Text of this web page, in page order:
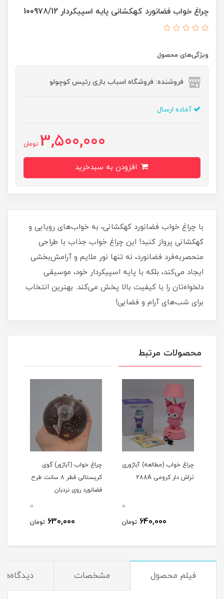
چراغ خواب فضانورد کهکشانی پایه اسپیکردار 100978/12
ویژگی‌های محصول
فروشنده: فروشگاه اسباب بازی رئیس کوچولو
آماده ارسال
3,500,000 تومان
با چراغ خواب فضانورد کهکشانی، به خواب‌های رویایی و
کهکشانی پرواز کنید! این چراغ خواب جذاب با طراحی
منحصربه‌فرد فضانورد، نه تنها نور ملایم و آرامش‌بخشی
ایجاد می‌کند، بلکه با پایه اسپیکردار خود، موسیقی
دلخواه‌تان را با کیفیت بالا پخش می‌کند. بهترین انتخاب
برای شب‌های آرام و فضایی!
محصولات مرتبط
چراغ خواب (مطالعه) آباژوری
تراش دار کرومی 288A
0
640,000 تومان
چراغ خواب (آباژور) گوی
کریستالی قطر 8 سانت طرح
فضانورد روی نردبان
0
630,000 تومان
فیلم محصول مشخصات دیدگاه‌ها